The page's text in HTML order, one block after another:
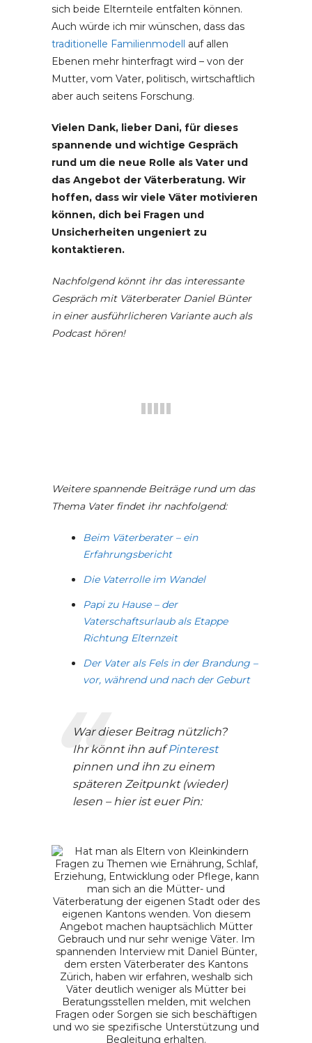
sich beide Elternteile entfalten können.
Auch würde ich mir wünschen, dass das
traditionelle Familienmodell auf allen
Ebenen mehr hinterfragt wird – von der
Mutter, vom Vater, politisch, wirtschaftlich
aber auch seitens Forschung.
Vielen Dank, lieber Dani, für dieses
spannende und wichtige Gespräch
rund um die neue Rolle als Vater und
das Angebot der Väterberatung. Wir
hoffen, dass wir viele Väter motivieren
können, dich bei Fragen und
Unsicherheiten ungeniert zu
kontaktieren.
Nachfolgend könnt ihr das interessante
Gespräch mit Väterberater Daniel Bünter
in einer ausführlicheren Variante auch als
Podcast hören!
Weitere spannende Beiträge rund um das
Thema Vater findet ihr nachfolgend:
Beim Väterberater – ein
Erfahrungsbericht
Die Vaterrolle im Wandel
Papi zu Hause – der
Vaterschaftsurlaub als Etappe
Richtung Elternzeit
Der Vater als Fels in der Brandung –
vor, während und nach der Geburt
War dieser Beitrag nützlich?
Ihr könnt ihn aufPinterest
pinnen und ihn zu einem
späteren Zeitpunkt (wieder)
lesen – hier ist euer Pin: